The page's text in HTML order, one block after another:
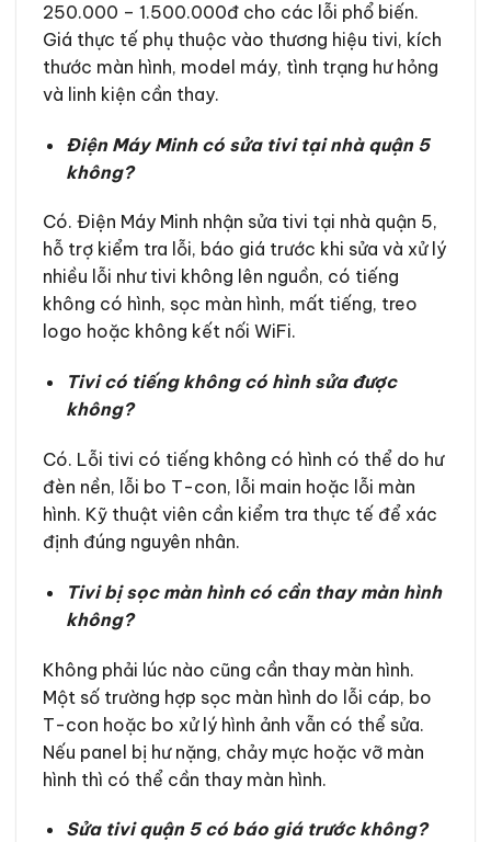
250.000 – 1.500.000đ cho các lỗi phổ biến.
Giá thực tế phụ thuộc vào thương hiệu tivi, kích
thước màn hình, model máy, tình trạng hư hỏng
và linh kiện cần thay.
Điện Máy Minh có sửa tivi tại nhà quận 5
không?
Có. Điện Máy Minh nhận sửa tivi tại nhà quận 5,
hỗ trợ kiểm tra lỗi, báo giá trước khi sửa và xử lý
nhiều lỗi như tivi không lên nguồn, có tiếng
không có hình, sọc màn hình, mất tiếng, treo
logo hoặc không kết nối WiFi.
Tivi có tiếng không có hình sửa được
không?
Có. Lỗi tivi có tiếng không có hình có thể do hư
đèn nền, lỗi bo T-con, lỗi main hoặc lỗi màn
hình. Kỹ thuật viên cần kiểm tra thực tế để xác
định đúng nguyên nhân.
Tivi bị sọc màn hình có cần thay màn hình
không?
Không phải lúc nào cũng cần thay màn hình.
Một số trường hợp sọc màn hình do lỗi cáp, bo
T-con hoặc bo xử lý hình ảnh vẫn có thể sửa.
Nếu panel bị hư nặng, chảy mực hoặc vỡ màn
hình thì có thể cần thay màn hình.
Sửa tivi quận 5 có báo giá trước không?